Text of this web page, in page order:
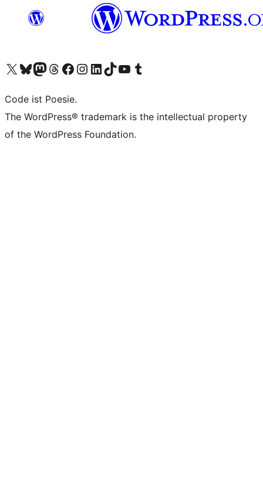
Unser X-Konto (früher Twitter) besuchen
Unser Bluesky-Konto besuchen
Unser Mastodon-Konto besuchen
Unser Threads-Konto besuchen
Unsere Facebook-Seite besuchen
Unser Instagram-Konto besuchen
Unser LinkedIn-Konto besuchen
Unser TikTok-Konto besuchen
Unseren YouTube-Kanal besuchen
Unser Tumblr-Konto besuchen
Code ist Poesie.
The WordPress® trademark is the intellectual property
of the WordPress Foundation.